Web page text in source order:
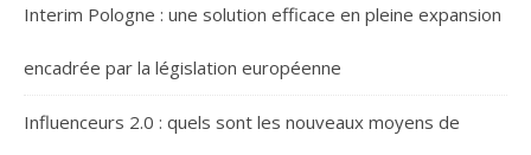
Interim Pologne : une solution efficace en pleine expansion
encadrée par la législation européenne
Influenceurs 2.0 : quels sont les nouveaux moyens de